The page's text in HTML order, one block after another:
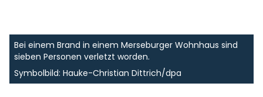
Bei einem Brand in einem Merseburger Wohnhaus sind
sieben Personen verletzt worden.
Symbolbild: Hauke-Christian Dittrich/dpa